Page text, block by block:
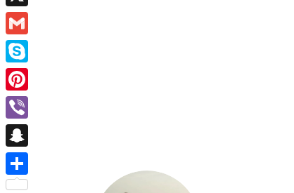
X
Gmail
Skype
Pinterest
Viber
Snapchat
Ossza